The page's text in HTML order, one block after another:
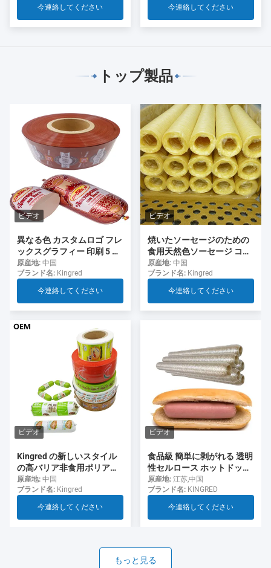
今連絡してください 今連絡してください
トップ製品
ビデオ
異なる色 カスタムロゴ フレ
ックスグラフィー 印刷 5 層
ソーセージ ソーセージ用の
ケース
原産地: 中国
ブランド名: Kingred
今連絡してください
ビデオ
焼いたソーセージのための
食用天然色ソーセージ コラ
ーゲンケース
原産地: 中国
ブランド名: Kingred
今連絡してください
ビデオ
Kingred の新しいスタイル
の高バリア非食用ポリアミ
ド ソーセージ ケーシング食
品グレード
原産地: 中国
ブランド名: Kingred
今連絡してください
ビデオ
食品級 簡単に剥がれる 透明
性セルロース ホットドッグ
用のソーセージ
原産地: 江苏,中国
ブランド名: KINGRED
今連絡してください
もっと見る